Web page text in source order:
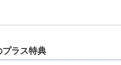
プラス特典